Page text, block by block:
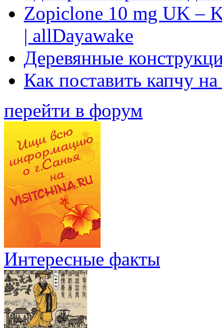
Zopiclone 10 mg UK –
| allDayawake
Деревянные
Как поставить капчу
перейти в форум
Интересные факты